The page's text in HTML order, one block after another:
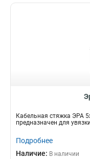
Кабельная стяжка ЭРА
предназначен для
Подробнее
Наличие: В наличии